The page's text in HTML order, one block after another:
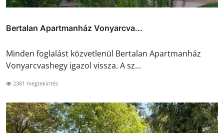
Bertalan Apartmanház Vonyarcva...
Minden foglalást közvetlenül Bertalan Apartmanház
Vonyarcvashegy igazol vissza. A sz...
2381 megtekintés